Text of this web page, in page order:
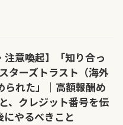
注意喚起】「知り合っ
ターズトラスト（海外
られた」｜高額報酬め
、クレジット番号を伝
にやるべきこと